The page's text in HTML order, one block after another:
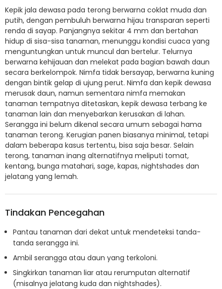
Kepik jala dewasa pada terong berwarna coklat muda dan
putih, dengan pembuluh berwarna hijau transparan seperti
renda di sayap. Panjangnya sekitar 4 mm dan bertahan
hidup di sisa-sisa tanaman, menunggu kondisi cuaca yang
menguntungkan untuk muncul dan bertelur. Telurnya
berwarna kehijauan dan melekat pada bagian bawah daun
secara berkelompok. Nimfa tidak bersayap, berwarna kuning
dengan bintik gelap di ujung perut. Nimfa dan kepik dewasa
merusak daun, namun sementara nimfa memakan
tanaman tempatnya ditetaskan, kepik dewasa terbang ke
tanaman lain dan menyebarkan kerusakan di lahan.
Serangga ini belum dikenal secara umum sebagai hama
tanaman terong. Kerugian panen biasanya minimal, tetapi
dalam beberapa kasus tertentu, bisa saja besar. Selain
terong, tanaman inang alternatifnya meliputi tomat,
kentang, bunga matahari, sage, kapas, nightshades dan
jelatang yang lemah.
Tindakan Pencegahan
Pantau tanaman dari dekat untuk mendeteksi tanda-
tanda serangga ini.
Ambil serangga atau daun yang terkoloni.
Singkirkan tanaman liar atau rerumputan alternatif
(misalnya jelatang kuda dan nightshades).